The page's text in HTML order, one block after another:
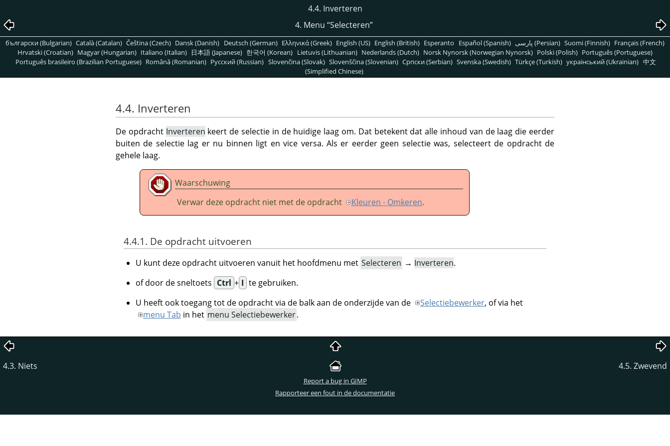
4.4. Inverteren
4. Menu “Selecteren”
български (Bulgarian) Català (Catalan) Čeština (Czech) Dansk (Danish) Deutsch (German) Ελληνικά (Greek) English (US) English (British) Esperanto Español (Spanish) پارسی (Persian) Suomi (Finnish) Français (French)
Hrvatski (Croatian) Magyar (Hungarian) Italiano (Italian) 日本語 (Japanese) 한국어 (Korean) Lietuvis (Lithuanian) Nederlands (Dutch) Norsk Nynorsk (Norwegian Nynorsk) Polski (Polish) Português (Portuguese)
Português brasileiro (Brazilian Portuguese) Română (Romanian) Pусский (Russian) Slovenčina (Slovak) Slovenščina (Slovenian) Српски (Serbian) Svenska (Swedish) Türkçe (Turkish) український (Ukrainian) 中文
(Simplified Chinese)
4.4. Inverteren
De opdracht Inverteren keert de selectie in de huidige laag om. Dat betekent dat alle inhoud van de laag die eerder
buiten de selectie lag er nu binnen ligt en vice versa. Als er eerder geen selectie was, selecteert de opdracht de
gehele laag.
Waarschuwing
Verwar deze opdracht niet met de opdracht
Kleuren - Omkeren.
4.4.1. De opdracht uitvoeren
U kunt deze opdracht uitvoeren vanuit het hoofdmenu met Selecteren → Inverteren.
of door de sneltoets Ctrl + I te gebruiken.
U heeft ook toegang tot de opdracht via de balk aan de onderzijde van de
Selectiebewerker, of via het
menu Tab in het menu Selectiebewerker.
4.3. Niets 4.5. Zwevend
Report a bug in GIMP
Rapporteer een fout in de documentatie